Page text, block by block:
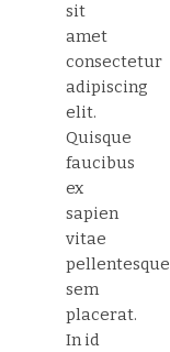
sit
amet
consectetur
adipiscing
elit.
Quisque
faucibus
ex
sapien
vitae
pellentesque
sem
placerat.
In id